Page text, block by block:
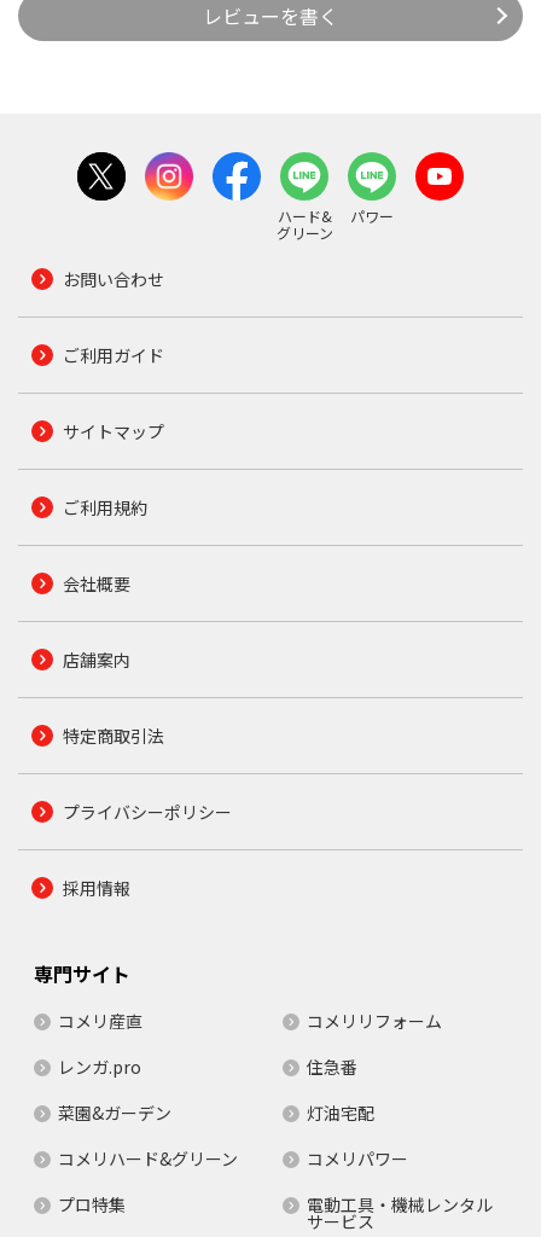
レビューを書く
ハード&
グリーン
パワー
お問い合わせ
ご利用ガイド
サイトマップ
ご利用規約
会社概要
店舗案内
特定商取引法
プライバシーポリシー
採用情報
専門サイト
コメリ産直
コメリリフォーム
レンガ.pro
住急番
菜園&ガーデン
灯油宅配
コメリハード&グリーン
コメリパワー
プロ特集
電動工具・機械レンタル
サービス